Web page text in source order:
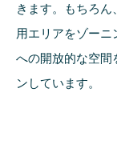
きます。もちろん
用エリアをゾー
への開放的な空間
ンしています。